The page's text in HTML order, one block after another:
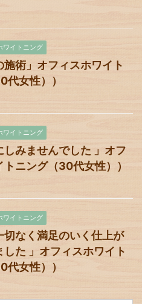
ワイトニング
施術」オフィスホワイト
代女性））
ワイトニング
しみませんでした 」オフ
トニング（30代女性））
ワイトニング
切なく満足のいく仕上が
した 」オフィスホワイト
代女性））